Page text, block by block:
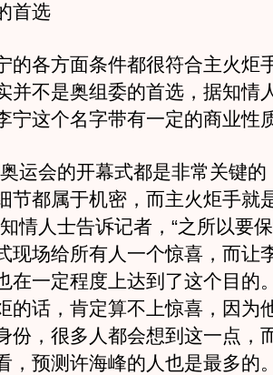
选
各方面条件都很符合主火炬
并不是奥组委的首选，据知情
宁这个名字带有一定的商业性
会的开幕式都是非常关键的
节都属于机密，而主火炬手就
情人士告诉记者，“之所以要
现场给所有人一个惊喜，而让
在一定程度上达到了这个目的
的话，肯定算不上惊喜，因为
份，很多人都会想到这一点，
，预测许海峰的人也是最多的